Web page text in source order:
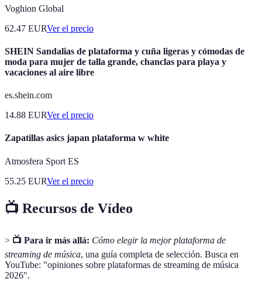
Voghion Global
62.47 EURVer el precio
SHEIN Sandalias de plataforma y cuña ligeras y cómodas de
moda para mujer de talla grande, chanclas para playa y
vacaciones al aire libre
es.shein.com
14.88 EURVer el precio
Zapatillas asics japan plataforma w white
Atmosfera Sport ES
55.25 EURVer el precio
📺 Recursos de Vídeo
> 📺 Para ir más allá: Cómo elegir la mejor plataforma de
streaming de música, una guía completa de selección. Busca en
YouTube: "opiniones sobre plataformas de streaming de música
2026".